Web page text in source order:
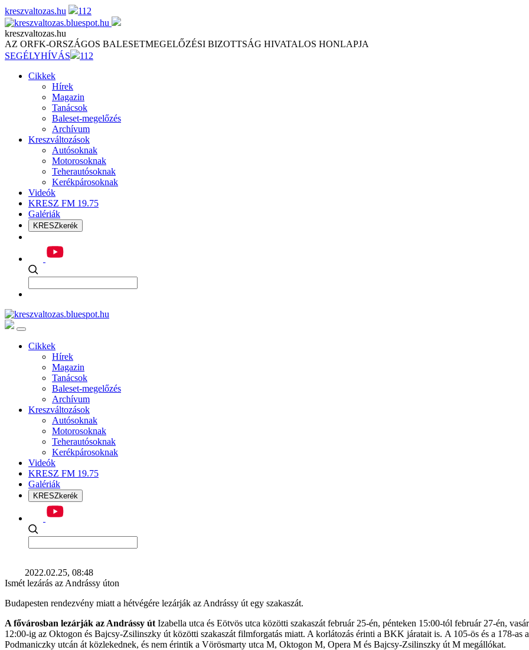
Skip
to
content
kreszvaltozas.hu 112
kreszvaltozas.hu
AZ ORFK-ORSZÁGOS BALESETMEGELŐZÉSI BIZOTTSÁG HIVATALOS HONLAPJA
SEGÉLYHÍVÁS
112
Cikkek
Hírek
Magazin
Tanácsok
Baleset-megelőzés
Archívum
Kreszváltozások
Autósoknak
Motorosoknak
Teherautósoknak
Kerékpárosoknak
Videók
KRESZ FM 19.75
Galériák
KRESZkerék
Cikkek
Hírek
Magazin
Tanácsok
Baleset-megelőzés
Archívum
Kreszváltozások
Autósoknak
Motorosoknak
Teherautósoknak
Kerékpárosoknak
Videók
KRESZ FM 19.75
Galériák
KRESZkerék
2022.02.25, 08:48
Ismét lezárás az Andrássy úton
Budapesten rendezvény miatt a hétvégére lezárják az Andrássy út egy szakaszát.
A fővárosban lezárják az Andrássy út Izabella utca és Eötvös utca közötti szakaszát február 25-én, pénteken 15:00-tól február 27-én,
12:00-ig az Oktogon és Bajcsy-Zsilinszky út közötti szakaszát filmforgatás miatt. A korlátozás érinti a BKK járatait is. A 105-ös és a 178-as
Podmaniczky utcán át közlekednek, és nem érintik a Vörösmarty utca M, Oktogon M, Opera M és Bajcsy-Zsilinszky út M megállókat.